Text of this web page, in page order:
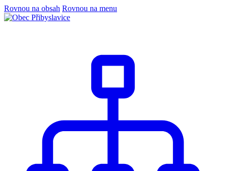
Rovnou na obsah Rovnou na menu